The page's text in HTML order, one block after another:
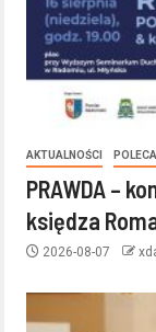
AKTUALNOŚCI
PRAWDA –
księdza
2026-08-07